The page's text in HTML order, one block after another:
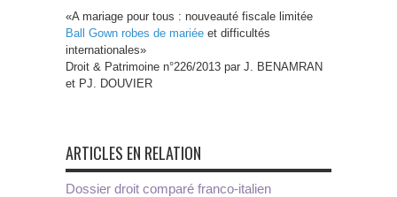
«A mariage pour tous : nouveauté fiscale limitée
Ball Gown robes de mariée et difficultés
internationales»
Droit & Patrimoine n°226/2013 par J. BENAMRAN
et PJ. DOUVIER
ARTICLES EN RELATION
Dossier droit comparé franco-italien